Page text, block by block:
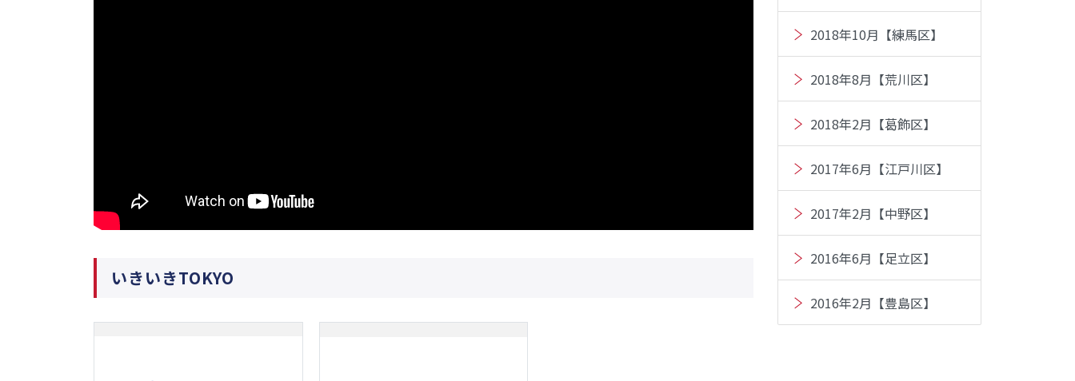
いきいきTOKYO
2018年10月【練馬区】
2018年8月【荒川区】
2018年2月【葛飾区】
2017年6月【江戸川区】
2017年2月【中野区】
2016年6月【足立区】
2016年2月【豊島区】